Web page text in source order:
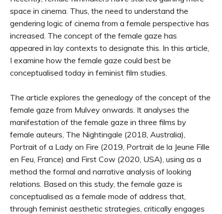
space in cinema. Thus, the need to understand the
gendering logic of cinema from a female perspective has
increased. The concept of the female gaze has
appeared in lay contexts to designate this. In this article,
I examine how the female gaze could best be
conceptualised today in feminist film studies.
The article explores the genealogy of the concept of the
female gaze from Mulvey onwards. It analyses the
manifestation of the female gaze in three films by
female auteurs, The Nightingale (2018, Australia),
Portrait of a Lady on Fire (2019, Portrait de la Jeune Fille
en Feu, France) and First Cow (2020, USA), using as a
method the formal and narrative analysis of looking
relations. Based on this study, the female gaze is
conceptualised as a female mode of address that,
through feminist aesthetic strategies, critically engages